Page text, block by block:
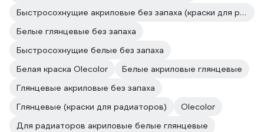
Быстросохнущие акриловые без запаха (краски для радиаторов)
Белые глянцевые без запаха
Быстросохнущие белые без запаха
Белая краска Olecolor
Белые акриловые глянцевые
Глянцевые акриловые без запаха
Глянцевые (краски для радиаторов)
Olecolor
Для радиаторов акриловые белые глянцевые